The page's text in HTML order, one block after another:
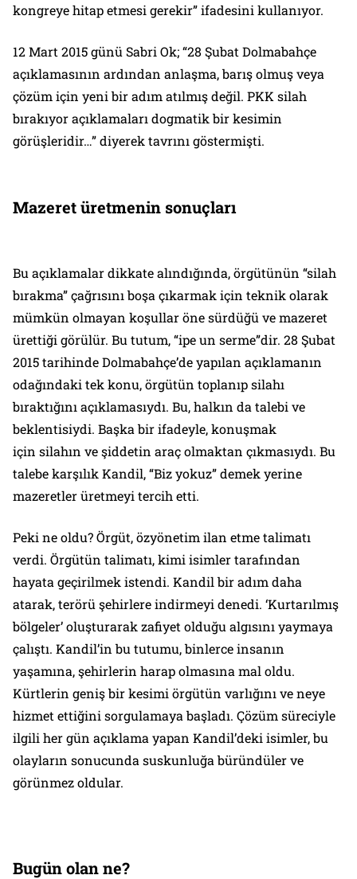
kongreye hitap etmesi gerekir”ifadesini kullanıyor.
12 Mart 2015 günü Sabri Ok;“28 Şubat Dolmabahçe
açıklamasının ardından anlaşma, barış olmuş veya
çözüm için yeni bir adım atılmış değil. PKK silah
bırakıyor açıklamaları dogmatik bir kesimin
görüşleridir…”diyerek tavrını göstermişti.
Mazeret üretmenin sonuçları
Bu açıklamalar dikkate alındığında, örgütünün “silah
bırakma”çağrısını boşa çıkarmak için teknik olarak
mümkün olmayan koşullar öne sürdüğü ve mazeret
ürettiği görülür. Bu tutum,“ipe un serme”dir. 28 Şubat
2015 tarihinde Dolmabahçe’de yapılan açıklamanın
odağındaki tek konu, örgütün toplanıp silahı
bıraktığını açıklamasıydı. Bu, halkın da talebi ve
beklentisiydi. Başka bir ifadeyle, konuşmak
için silahın ve şiddetin araç olmaktan çıkmasıydı. Bu
talebe karşılık Kandil,“Biz yokuz”demek yerine
mazeretler üretmeyi tercih etti.
Peki ne oldu? Örgüt, özyönetim ilan etme talimatı
verdi. Örgütün talimatı, kimi isimler tarafından
hayata geçirilmek istendi. Kandil bir adım daha
atarak, terörü şehirlere indirmeyi denedi. ‘Kurtarılmış
bölgeler’ oluşturarak zafiyet olduğu algısını yaymaya
çalıştı. Kandil’in bu tutumu, binlerce insanın
yaşamına, şehirlerin harap olmasına mal oldu.
Kürtlerin geniş bir kesimi örgütün varlığını ve neye
hizmet ettiğini sorgulamaya başladı. Çözüm süreciyle
ilgili her gün açıklama yapan Kandil’deki isimler, bu
olayların sonucunda suskunluğa büründüler ve
görünmez oldular.
Bugün olan ne?